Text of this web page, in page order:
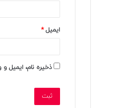
ش
م
ا
ایمیل*
ذخیره نام، ایمیل